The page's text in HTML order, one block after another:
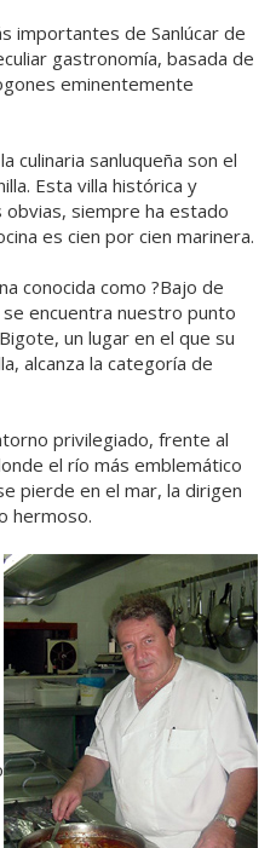
importantes de Sanlúcar de
gastronomía, basada de
eminentemente
culinaria sanluqueña son el
Esta villa histórica y
siempre ha estado
es cien por cien marinera.
conocida como ?Bajo de
encuentra nuestro punto
un lugar en el que su
alcanza la categoría de
privilegiado, frente al
el río más emblemático
pierde en el mar, la dirigen
hermoso.